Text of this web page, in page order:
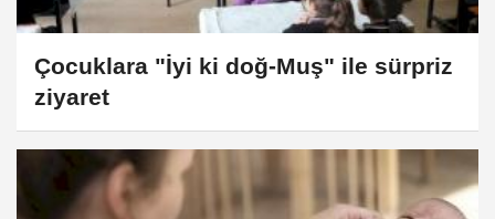
Çocuklara "İyi ki doğ-Muş" ile sürpriz
ziyaret